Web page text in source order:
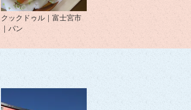
クックドゥル｜富士宮市
｜パン